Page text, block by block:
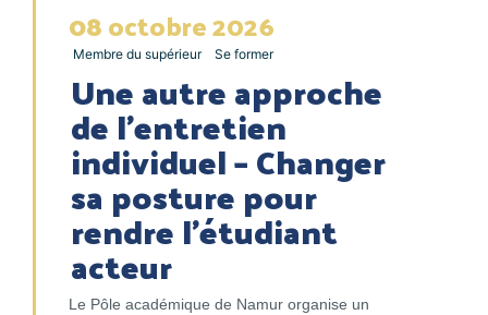
08octobre2026
Membre du supérieur Se former
Une autre approche
de l’entretien
individuel – Changer
sa posture pour
rendre l’étudiant
acteur
Le Pôle académique de Namur organise un